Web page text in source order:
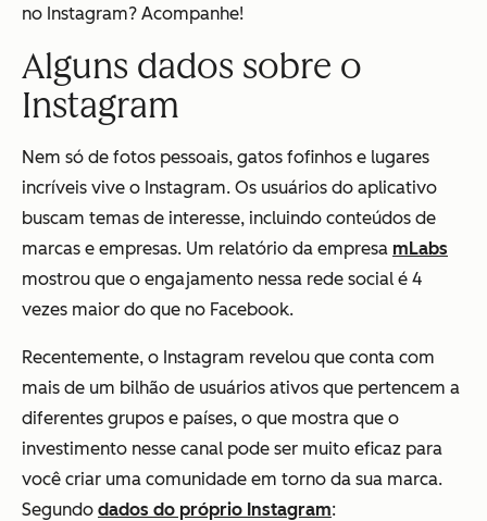
no Instagram? Acompanhe!
Alguns dados sobre o
Instagram
Nem só de fotos pessoais, gatos fofinhos e lugares
incríveis vive o Instagram. Os usuários do aplicativo
buscam temas de interesse, incluindo conteúdos de
marcas e empresas. Um relatório da empresa mLabs
mostrou que o engajamento nessa rede social é 4
vezes maior do que no Facebook.
Recentemente, o Instagram revelou que conta com
mais de um bilhão de usuários ativos que pertencem a
diferentes grupos e países, o que mostra que o
investimento nesse canal pode ser muito eficaz para
você criar uma comunidade em torno da sua marca.
Segundo dados do próprio Instagram: